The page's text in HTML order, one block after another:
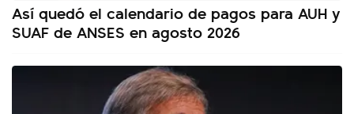
Así quedó el calendario de pagos para AUH y
SUAF de ANSES en agosto 2026